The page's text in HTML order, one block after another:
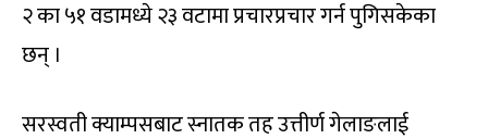
२ का ५१ वडामध्ये २३ वटामा प्रचारप्रचार गर्न पुगिसकेका
छन् ।
सरस्वती क्याम्पसबाट स्नातक तह उत्तीर्ण गेलाङलाई